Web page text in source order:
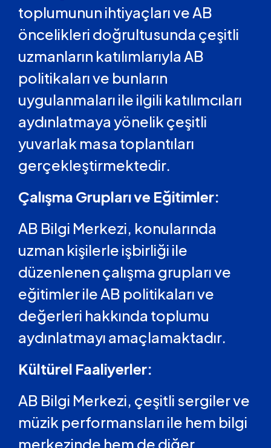
toplumunun ihtiyaçları ve AB
öncelikleri doğrultusunda çeşitli
uzmanların katılımlarıyla AB
politikaları ve bunların
uygulanmaları ile ilgili katılımcıları
aydınlatmaya yönelik çeşitli
yuvarlak masa toplantıları
gerçekleştirmektedir.
Çalışma Grupları ve Eğitimler:
AB Bilgi Merkezi, konularında
uzman kişilerle işbirliği ile
düzenlenen çalışma grupları ve
eğitimler ile AB politikaları ve
değerleri hakkında toplumu
aydınlatmayı amaçlamaktadır.
Kültürel Faaliyerler:
AB Bilgi Merkezi, çeşitli sergiler ve
müzik performansları ile hem bilgi
merkezinde hem de diğer